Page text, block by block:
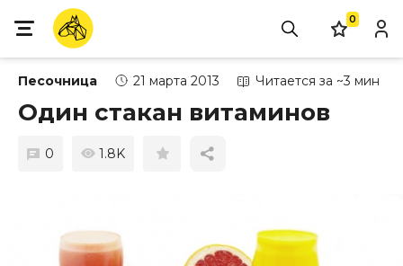
0
Песочница 21 марта 2013 Читается за ~3 мин
Один стакан витаминов
0 1.8K